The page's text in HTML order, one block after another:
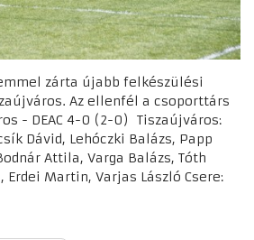
zárta újabb felkészülési
Az ellenfél a csoporttárs
- DEAC 4-0 (2-0) Tiszaújváros:
Dávid, Lehóczki Balázs, Papp
Attila, Varga Balázs, Tóth
Erdei Martin, Varjas László Csere: